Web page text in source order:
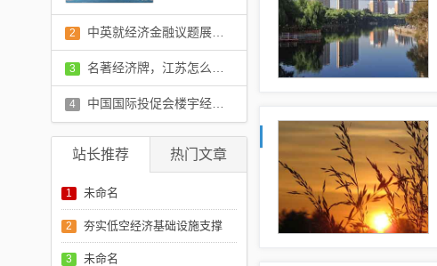
2 中英就经济金融议题展开对话
评论：0 条
3 名著经济牌，江苏怎么打？
评论：0 条
4 中国国际投促会楼宇经济工委会盛大成立，点燃楼宇经济发展新引擎
站长推荐 热门文章
1 未命名
2 夯实低空经济基础设施支撑
3 未命名